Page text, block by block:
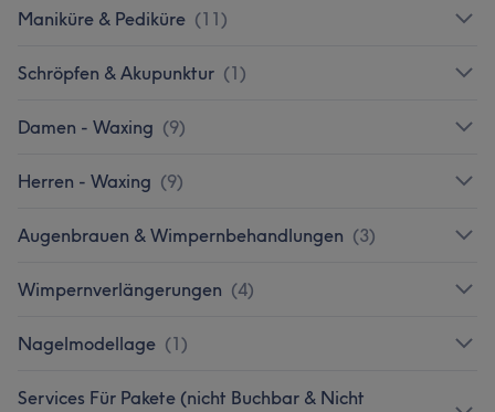
Maniküre & Pediküre (11)
Schröpfen & Akupunktur (1)
Damen - Waxing (9)
Herren - Waxing (9)
Augenbrauen & Wimpernbehandlungen (3)
Wimpernverlängerungen (4)
Nagelmodellage (1)
Services Für Pakete (nicht Buchbar & Nicht